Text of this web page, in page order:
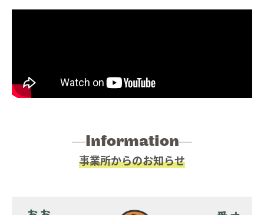
Faq よくあるご質問
Information
事業所からのお知らせ